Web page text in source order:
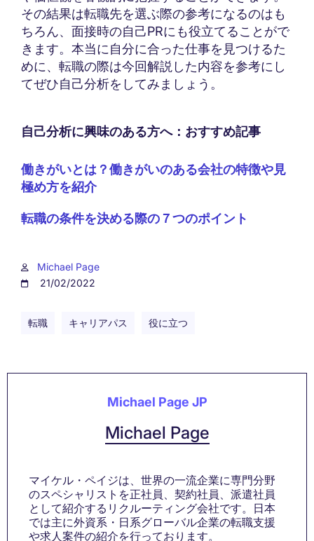
その結果は転職先を選ぶ際の参考になるのはも
ちろん、面接時の自己PRにも役立てることがで
きます。本当に自分に合った仕事を見つけるた
めに、転職の際は今回解説した内容を参考にし
てぜひ自己分析をしてみましょう。
自己分析に興味のある方へ：おすすめ記事
働きがいとは？働きがいのある会社の特徴や見
極め方を紹介
転職の条件を決める際の７つのポイント
Michael Page
21/02/2022
転職 キャリアパス 役に立つ
Michael Page JP
Michael Page
マイケル・ペイジは、世界の一流企業に専門分野
のスペシャリストを正社員、契約社員、派遣社員
として紹介するリクルーティング会社です。日本
では主に外資系・日系グローバル企業の転職支援
や求人案件の紹介を行っております。